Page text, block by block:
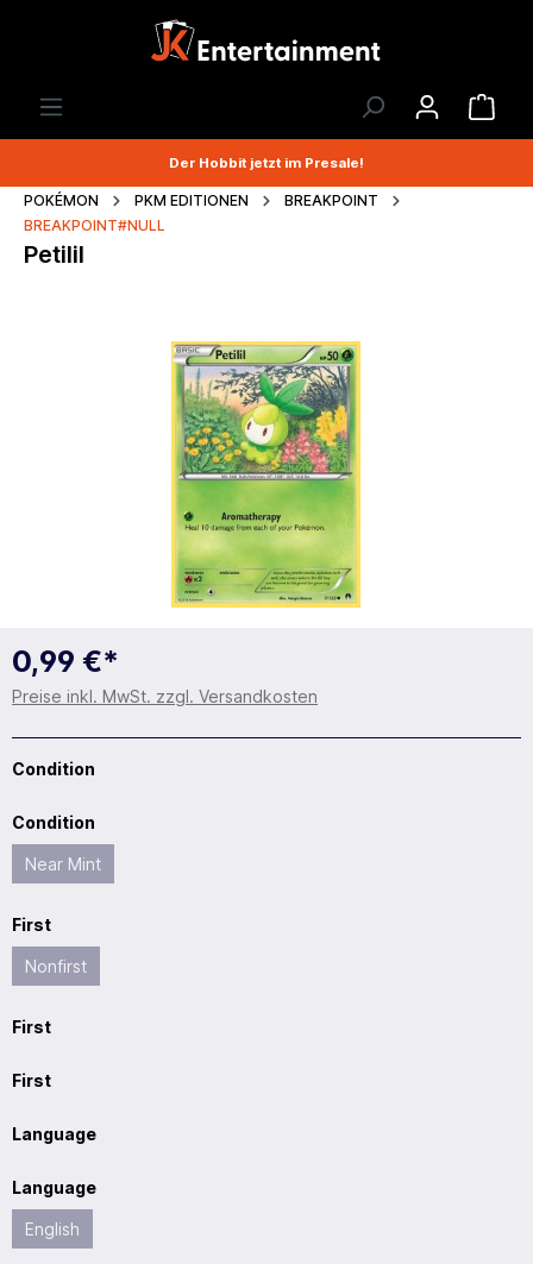
Der Hobbit jetzt im Presale!
POKÉMON PKM EDITIONEN
BREAKPOINT
BREAKPOINT#NULL
Petilil
0,99 €*
Preise inkl. MwSt. zzgl. Versandkosten
Condition
Condition
Near Mint
First
Nonfirst
First
First
Language
Language
English